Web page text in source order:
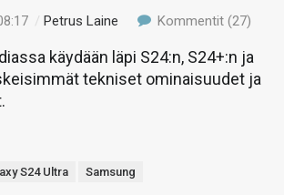
/ Petrus Laine Kommentit (27)
käydään läpi S24:n, S24+:n ja
tekniset ominaisuudet ja
S24 Ultra Samsung